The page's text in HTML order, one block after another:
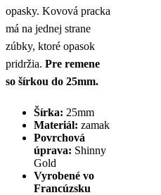
opasky. Kovová pracka
má na jednej strane
zúbky, ktoré opasok
pridržia. Pre remene
so šírkou do 25mm.
Šírka: 25mm
Materiál: zamak
Povrchová
úprava: Shinny
Gold
Vyrobené vo
Francúzsku